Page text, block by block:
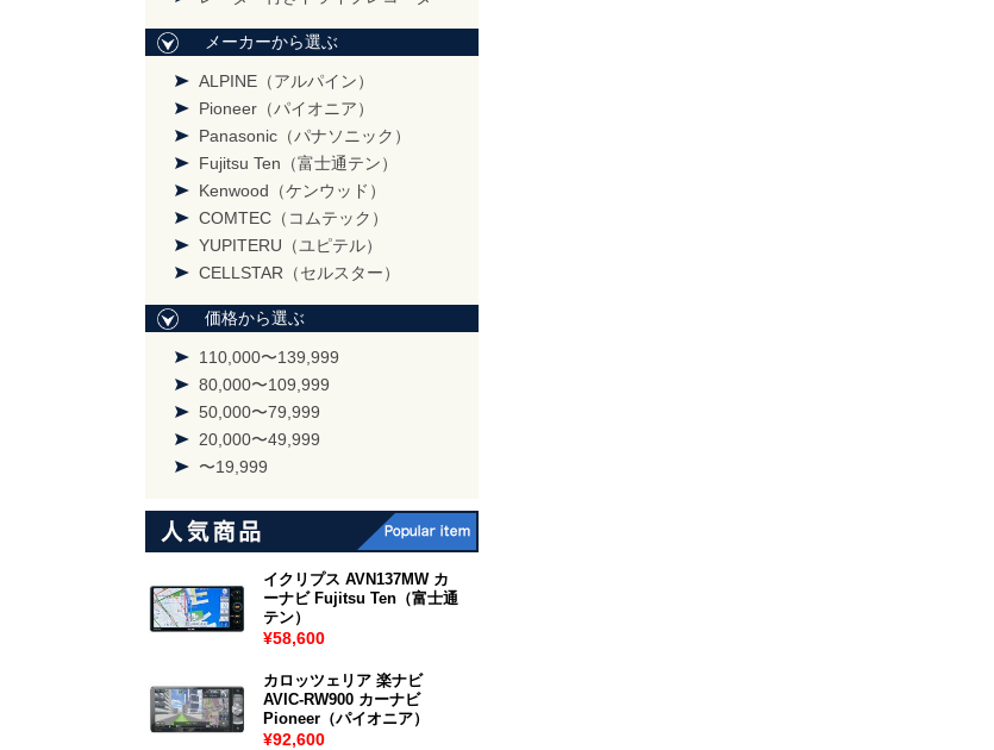
メーカーから選ぶ
ALPINE（アルパイン）
Pioneer（パイオニア）
Panasonic（パナソニック）
Fujitsu Ten（富士通テン）
Kenwood（ケンウッド）
COMTEC（コムテック）
YUPITERU（ユピテル）
CELLSTAR（セルスター）
価格から選ぶ
110,000〜139,999
80,000〜109,999
50,000〜79,999
20,000〜49,999
〜19,999
イクリプス AVN137MW カ
ーナビ Fujitsu Ten（富士通
テン）
¥58,600
カロッツェリア 楽ナビ
AVIC-RW900 カーナビ
Pioneer（パイオニア）
¥92,600